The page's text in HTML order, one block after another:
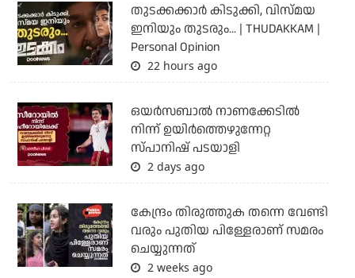
തുടക്കക്കാര്‍ കിടുക്കി, വിസ്മയ
ഇനിയും തുടരും... | THUDAKKAM |
Personal Opinion
22 hours ago
ഒയര്‍സബാൽ നാണക്കേടിൽ
നിന്ന് ഉയിർത്തെഴുന്നേറ്റ
സ്പാനിഷ് പടയാളി
2 days ago
കേന്ദ്രം തിരുത്തുക തന്നെ വേണ്ടി
വരും പുതിയ പിള്ളേരാണ് സമരം
ചെയ്യുന്നത്
2 weeks ago